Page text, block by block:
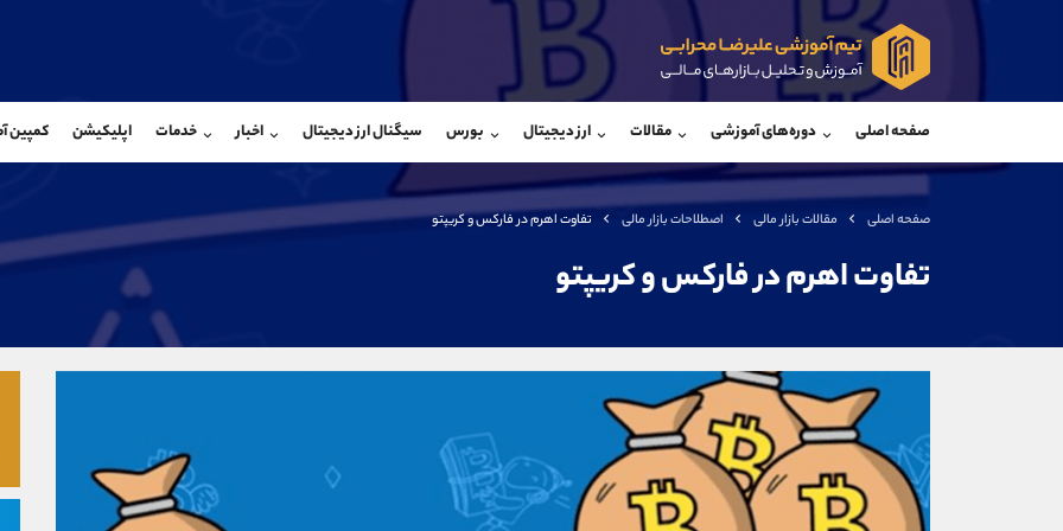
صفحه اصلی دوره‌های آموزشی مقالات ارز دیجیتال بورس سیگنال ارز دیجیتال اخبار خدمات اپلیکیشن کمپین
صفحه اصلی مقالات بازار مالی اصطلاحات بازار مالی تفاوت اهرم در فارکس و کریپتو
تفاوت اهرم در فارکس و کریپتو
واتساپ شروع گفتگو
@Armteam_admin_por
واتساپ شروع گفتگو
تلگرام @Armteam_admin_104
داخلی
تلفن
بدون پیش شماره
اینستاگرام
کانال تلگرام
کانال بله